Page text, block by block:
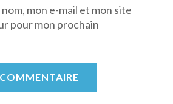
mon e-mail et mon site
pour mon prochain